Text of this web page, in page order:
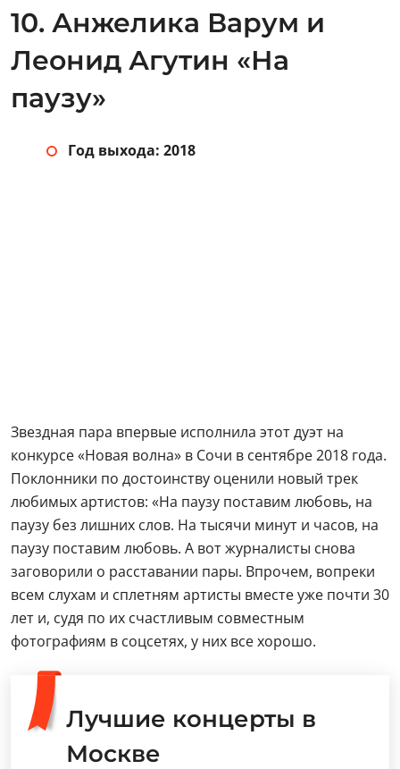
10. Анжелика Варум и
Леонид Агутин «На
паузу»
Год выхода: 2018
Звездная пара впервые исполнила этот дуэт на
конкурсе «Новая волна» в Сочи в сентябре 2018 года.
Поклонники по достоинству оценили новый трек
любимых артистов: «На паузу поставим любовь, на
паузу без лишних слов. На тысячи минут и часов, на
паузу поставим любовь. А вот журналисты снова
заговорили о расставании пары. Впрочем, вопреки
всем слухам и сплетням артисты вместе уже почти 30
лет и, судя по их счастливым совместным
фотографиям в соцсетях, у них все хорошо.
Лучшие концерты в
Москве